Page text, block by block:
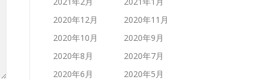
2020年12月
2020年11月
2020年10月
2020年9月
2020年8月
2020年7月
2020年6月
2020年5月